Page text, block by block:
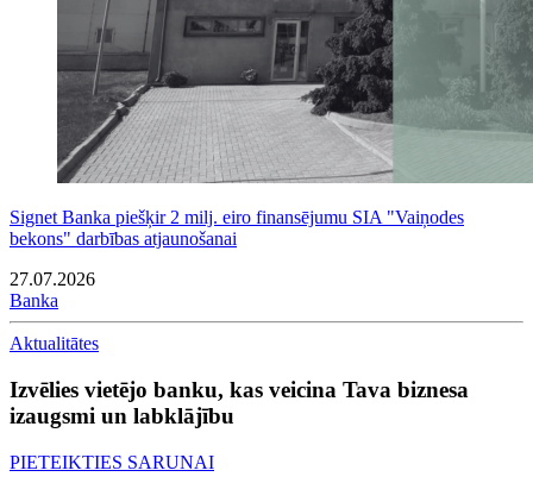
Signet Banka piešķir 2 milj. eiro finansējumu SIA "Vaiņodes
bekons" darbības atjaunošanai
27.07.2026
Banka
Aktualitātes
Izvēlies vietējo banku, kas veicina Tava biznesa
izaugsmi un labklājību
PIETEIKTIES SARUNAI